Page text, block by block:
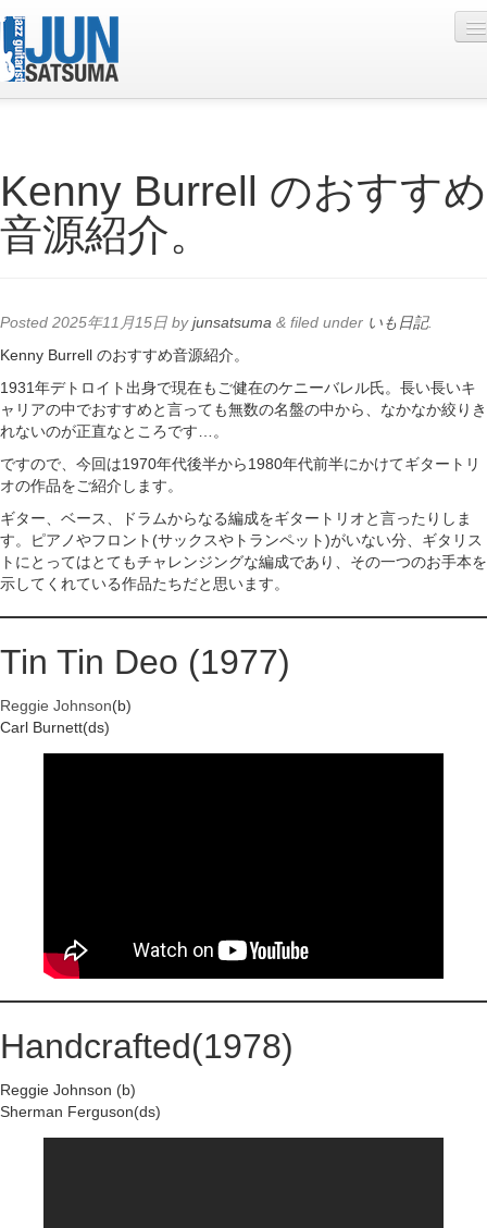
Live Schedule
Discography
Contact
YouTube
Online Lesson
Kenny Burrell のおすすめ
音源紹介。
Posted 2025年11月15日 byjunsatsuma & filed under いも日記.
Kenny Burrell のおすすめ音源紹介。
1931年デトロイト出身で現在もご健在のケニーバレル氏。長い長いキ
ャリアの中でおすすめと言っても無数の名盤の中から、なかなか絞りき
れないのが正直なところです…。
ですので、今回は1970年代後半から1980年代前半にかけてギタートリ
オの作品をご紹介します。
ギター、ベース、ドラムからなる編成をギタートリオと言ったりしま
す。ピアノやフロント(サックスやトランペット)がいない分、ギタリス
トにとってはとてもチャレンジングな編成であり、その一つのお手本を
示してくれている作品たちだと思います。
Tin Tin Deo (1977)
Reggie Johnson(b)
Carl Burnett(ds)
Handcrafted(1978)
Reggie Johnson (b)
Sherman Ferguson(ds)